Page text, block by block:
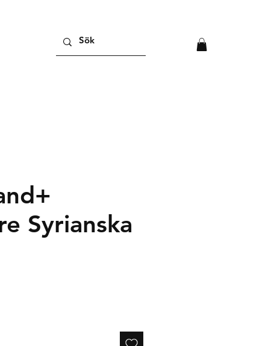
Syrianska